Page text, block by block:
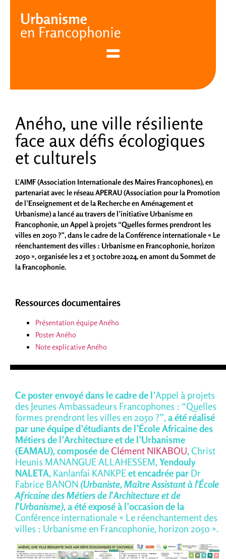
Aného, une ville résiliente
face aux défis écologiques
et culturels
L’AIMF (Association Internationale des Maires Francophones), en
partenariat avec le réseau APERAU (Association pour la Promotion
de l’Enseignement et de la Recherche en Aménagement et
Urbanisme) a lancé au travers de l’initiative Urbanisme en
Francophonie, un Appel à projets “Quelles formes prendront les
villes en 2050 ?”, dans le cadre de la Conférence internationale « Le
réenchantement des villes : Urbanisme en Francophonie, horizon
2050 », organisée les 2 et 3 octobre 2024, en amont du Sommet de
la Francophonie.
Ressources documentaires
Présentation équipe Aného
Poster Aného
Note explicative Aného
Ce poster envoyé dans le cadre de l’Appel à projets
des Jeunes Ambassadeurs Francophones : “Quelles
formes prendront les villes en 2050 ?”,a été réalisé
par uneéquipe d’étudiants de l’École Africaine des
Métiers de l’Architecture et de l’Urbanisme
(EAMAU), composée deClément NIKABOU,Christ
Heunis MANANGUE ALLAHESSEM, Yendouly
NALETA, Kanlanfai KANKPEet encadrée par Dr
Fabrice BANON (Urbaniste, Maître Assistant à l’École
Africaine des Métiers de l’Architecture et de
l’Urbanisme),a été exposé à l’occasion de la
Conférence internationale « Le réenchantement des
villes : Urbanisme en Francophonie, horizon 2050 ».